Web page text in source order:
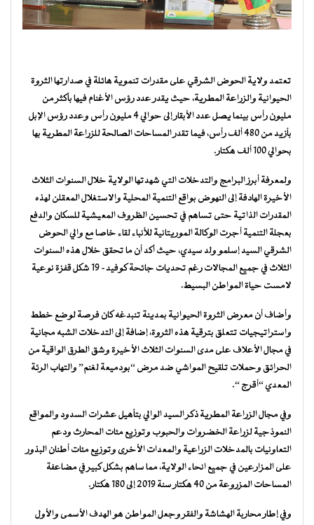
تعتمد ولاية الحوض الشرقي على مقدرات تنموية هائلة في صدارتها الثروة
الحيوانية والزراعة المطرية، حيث يقدر عدد رؤس الأغنام فيها بأكثر من
مليون رأس بينما يصل عدد الأبقار إلى حوالي 4 مليون رأس وعدد رؤس الإبل
بأزيد من 480 ألف رأس، فيما تقدر المساحات الصالحة للزراعة المطرية بها
بحوالي 100 ألف هكتار.
ولمعرفة أبرز البرامج والتدخلات التي شهدتها الولاية خلال السنوات الثلاث
الأخيرة الهادفة إلى النهوض بواقع التنمية المحلية والاستغلال المعقلن لهذه
المقدرات الذاتية حتى تساهم في تحسين الظروف المعيشية للسكان والدفع
بعجلة التنمية أجرت الوكالة الموريتانية للأنباء لقاء خاصا مع والي الحوض
الشرقي السيد إسلمو ولد سيدي، حيث أكد أن ما تحقق خلال هذه السنوات
الثلاث في جميع المجالات رغم تحديات جائحة كوفيد- 19 شكل قفزة نوعية
لامست حياة المواطن البسيط.
وأضاف أن معرض الثروة الحيوانية بمدينة تنبدغه كان فرصة لوضع خطط
واستراتيجيات تتعلق بترقية هذه الثروة، إضافة إلى التدخلات الشبه مجانية
في مجال الأعلاف على مدى السنوات الثلاث الأخيرة وشق الطرق الواقية من
الحرائق وحملات تلقيح المواشي ضد مرض “بودميعة لغنم” والتهاب الرئة
المعدي “أقرج “.
وفي مجال الزراعة المطرية ذكر السيد الوالي بتأهيل عشرات السدود والمواقع
النموذجية لزراعة الخضروات والحبوب وتوزيع مئات المحارث ودعم
التعاونيات بالمدخلات الزراعية والمعدات الأخرى وتوزيع مئات أطنان البذور
على المزارعين في جميع انحاء الولاية، مما ساهم بشكل كبير في مضاعفة
المساحات المزروعة من 40 هكتار سنة 2019 إلى 180 هكتار.
وفي إطار محاربة الهشاشة والفقر وجعل المواطن هو الهدف الأسمى والأول